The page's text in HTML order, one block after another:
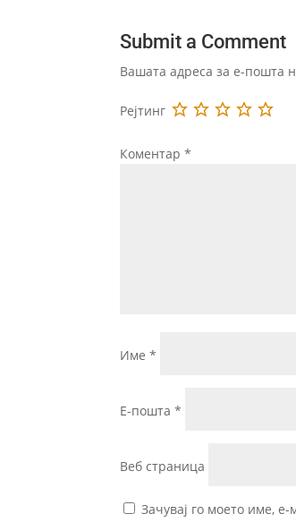
Submit a Comment
Вашата адреса за е-пошта
Рејтинг
Коментар*
Име*
Е-пошта*
Веб страница
Зачувај го моето име,